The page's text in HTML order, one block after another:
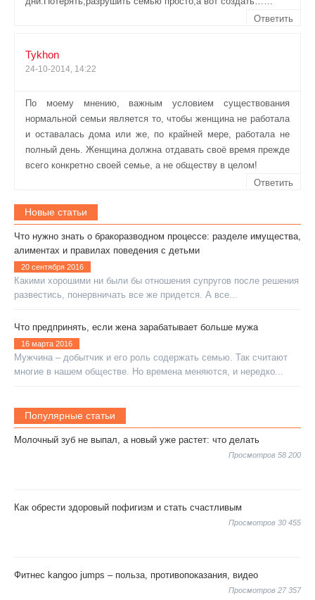
Ответить
Tykhon
24-10-2014, 14:22
По моему мнению, важным условием существования
нормальной семьи является то, чтобы женщина не работала
и оставалась дома или же, по крайней мере, работала не
полный день. Женщина должна отдавать своё время прежде
всего конкретно своей семье, а не обществу в целом!
Ответить
Новые статьи
Что нужно знать о бракоразводном процессе: разделе имущества,
алиментах и правилах поведения с детьми
20 сентября 2016
Какими хорошими ни были бы отношения супругов после решения
развестись, понервничать все же придется. А все...
Что предпринять, если жена зарабатывает больше мужа
16 марта 2016
Мужчина – добытчик и его роль содержать семью. Так считают
многие в нашем обществе. Но времена меняются, и нередко...
Популярные статьи
Молочный зуб не выпал, а новый уже растет: что делать
Просмотров 58 200
Как обрести здоровый пофигизм и стать счастливым
Просмотров 30 455
Фитнес kangoo jumps – польза, противопоказания, видео
Просмотров 27 357